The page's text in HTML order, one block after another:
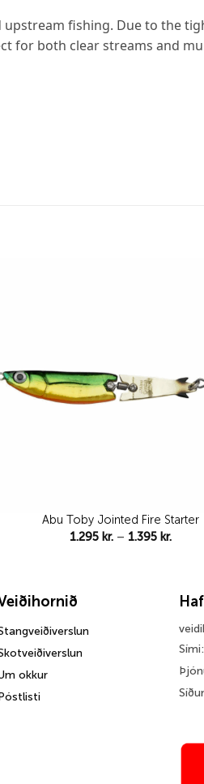
fishing. Due to the
for both clear streams and
Abu Toby Jointed Fire Starter
1.295 kr. – 1.395 kr.Price
okkur